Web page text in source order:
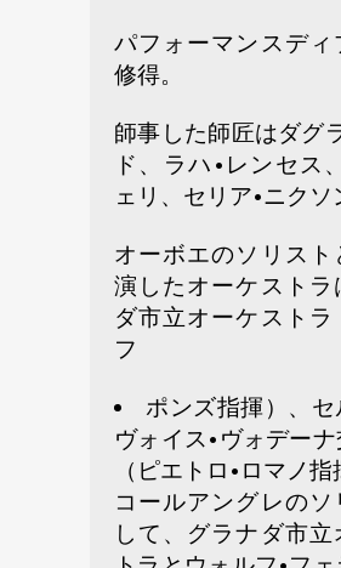
パフォーマンスディ
修得。
師事した師匠はダグ
ド、ラハ•レンセス
ェリ、セリア•ニクソ
オーボエのソリスト
演したオーケストラ
ダ市立オーケストラ
フ
ポンズ指揮）、
ヴォイス•ヴォデー
（ピエトロ•ロマノ指
コールアングレのソ
して、グラナダ市立